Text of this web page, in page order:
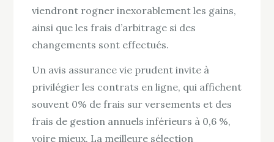
viendront rogner inexorablement les gains,
ainsi que les frais d’arbitrage si des
changements sont effectués.
Un avis assurance vie prudent invite à
privilégier les contrats en ligne, qui affichent
souvent 0% de frais sur versements et des
frais de gestion annuels inférieurs à 0,6 %,
voire mieux. La meilleure sélection